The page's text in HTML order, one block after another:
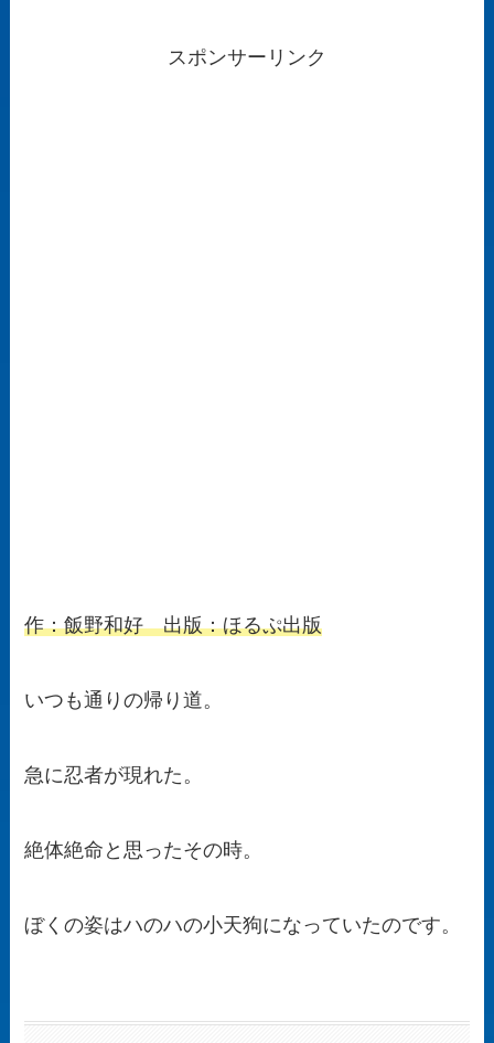
スポンサーリンク
作：飯野和好 出版：ほるぷ出版
いつも通りの帰り道。
急に忍者が現れた。
絶体絶命と思ったその時。
ぼくの姿はハのハの小天狗になっていたのです。